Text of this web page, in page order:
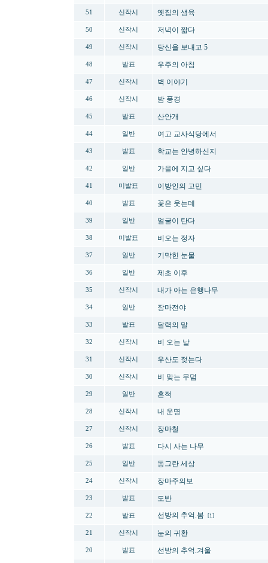
51 신작시 옛집의 생육
50 신작시 저녁이 짧다
49 신작시 당신을 보내고 5
48 발표 우주의 아침
47 신작시 벽 이야기
46 신작시 밤 풍경
45 발표 산안개
44 일반 여고 교사식당에서
43 발표 학교는 안녕하신지
42 일반 가을에 지고 싶다
41 미발표 이방인의 고민
40 발표 꽃은 웃는데
39 일반 얼굴이 탄다
38 미발표 비오는 정자
37 일반 기막힌 눈물
36 일반 제초 이후
35 신작시 내가 아는 은행나무
34 일반 장마전야
33 발표 달력의 말
32 신작시 비 오는 날
31 신작시 우산도 젖는다
30 신작시 비 맞는 무덤
29 일반 흔적
28 신작시 내 운명
27 신작시 장마철
26 발표 다시 사는 나무
25 일반 동그란 세상
24 신작시 장마주의보
23 발표 도반
22 발표 선방의 추억.봄 [1]
21 신작시 눈의 귀환
20 발표 선방의 추억.겨울